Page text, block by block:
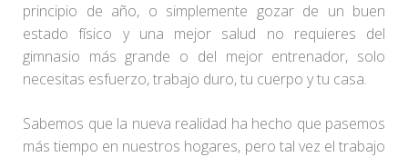
principio de año, o simplemente gozar de un buen
estado físico y una mejor salud no requieres del
gimnasio más grande o del mejor entrenador, solo
necesitas esfuerzo, trabajo duro, tu cuerpo y tu casa.
Sabemos que la nueva realidad ha hecho que pasemos
más tiempo en nuestros hogares, pero tal vez el trabajo